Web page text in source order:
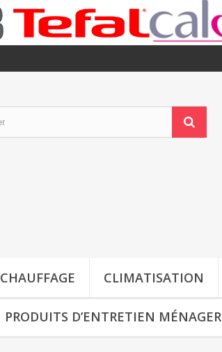
CHAUFFAGE CLIMATISATION
PRODUITS D’ENTRETIEN MÉNAGER